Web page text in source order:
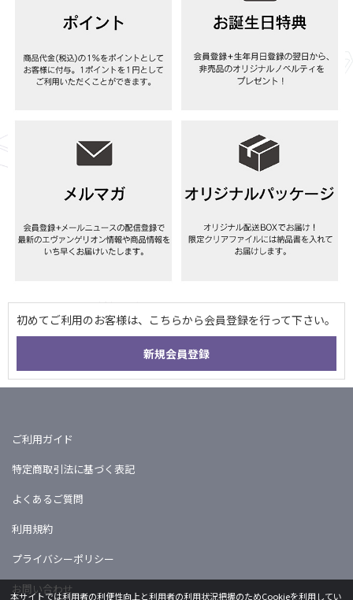
ご利用ガイド
特定商取引法に基づく表記
よくあるご質問
利用規約
プライバシーポリシー
お問い合わせ
本サイトでは利用者の利便性向上と利用者の利用状況把握のためCookieを利用してい